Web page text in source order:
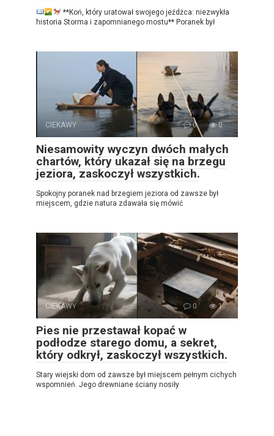
**Koń, który uratował swojego jeźdźca: niezwykła
historia Storma i zapomnianego mostu** Poranek był
CIEKAWY 0 0
Niesamowity wyczyn dwóch małych
chartów, który ukazał się na brzegu
jeziora, zaskoczył wszystkich.
Spokojny poranek nad brzegiem jeziora od zawsze był
miejscem, gdzie natura zdawała się mówić
CIEKAWY 0 1
Pies nie przestawał kopać w
podłodze starego domu, a sekret,
który odkrył, zaskoczył wszystkich.
Stary wiejski dom od zawsze był miejscem pełnym cichych
wspomnień. Jego drewniane ściany nosiły